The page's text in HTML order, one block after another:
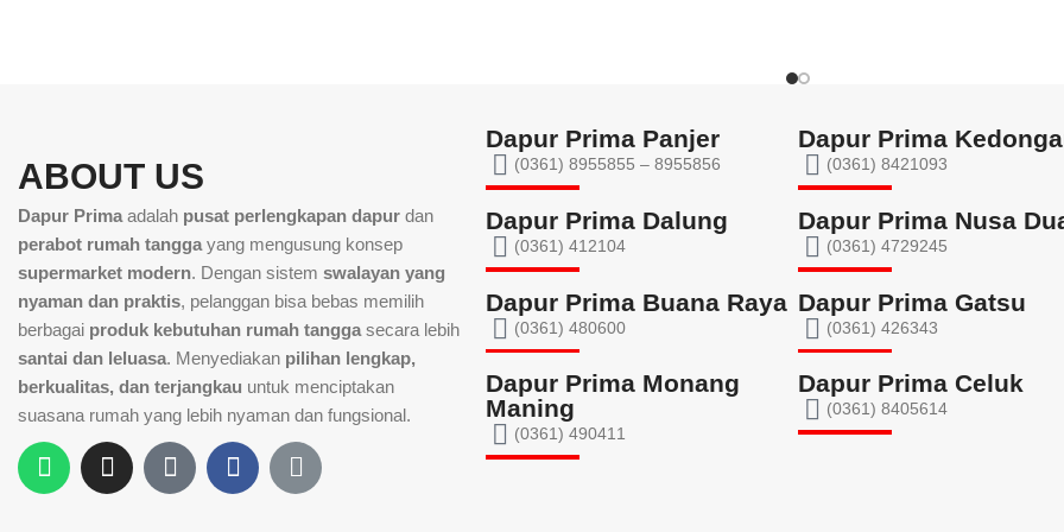
ABOUT US
Dapur Prima adalah pusat perlengkapan dapur dan
perabot rumah tangga yang mengusung konsep
supermarket modern. Dengan sistem swalayan yang
nyaman dan praktis, pelanggan bisa bebas memilih
berbagai produk kebutuhan rumah tangga secara lebih
santai dan leluasa. Menyediakan pilihan lengkap,
berkualitas, dan terjangkau untuk menciptakan
suasana rumah yang lebih nyaman dan fungsional.
Dapur Prima Panjer
(0361) 8955855 – 8955856​
Dapur Prima Dalung
(0361) 412104
Dapur Prima Buana Raya
(0361) 480600
Dapur Prima Monang
Maning
(0361) 490411​
Dapur Prima
(0361) 8421093
Dapur Prima Nusa
(0361) 4729245
Dapur Prima Gatsu
(0361) 426343
Dapur Prima Celuk
(0361) 8405614